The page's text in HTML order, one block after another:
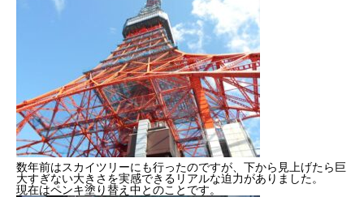
インタビュー
BUSINESS 施工実績を知る
2022年度
数年前はスカイツリーにも行ったのですが、下から見上げたら巨
大すぎない大きさを実感できるリアルな迫力がありました。
現在はペンキ塗り替え中とのことです。